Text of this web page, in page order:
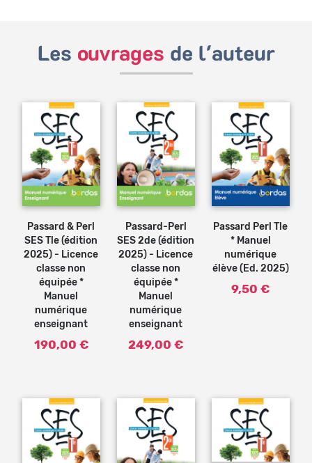
Bénéficiez de tarifs préférentiels
Téléchargez des ressources gratuites
Recevez des informations sur nos nouveautés
Les ouvrages de l'auteur
Passard & Perl
SES Tle (édition
2025) - Licence
classe non
équipée *
Manuel
numérique
enseignant
190,00 €
Passard-Perl
SES 2de (édition
2025) - Licence
classe non
équipée *
Manuel
numérique
enseignant
249,00 €
Ajouter
au
Passard Perl Tle
* Manuel
numérique
élève (Ed. 2025)
9,50 €